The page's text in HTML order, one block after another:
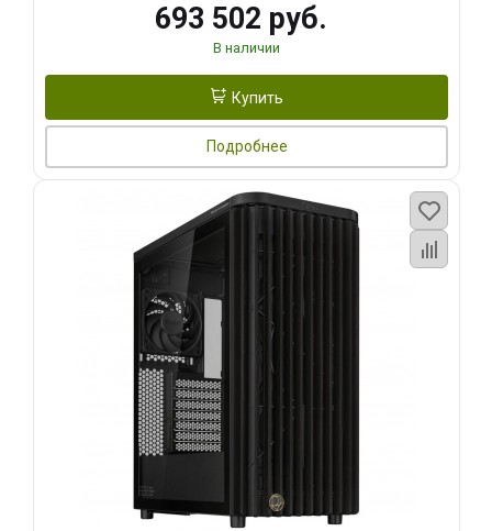
693 502 руб.
В наличии
Купить
Подробнее